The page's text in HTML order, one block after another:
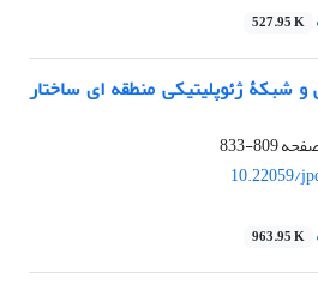
527.95 K
و شبکۀ ژئوپلیتیکی منطقه ای ساختار
809-833
10.22059/
963.95 K